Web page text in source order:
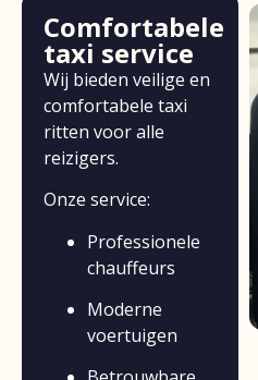
Comfortabele
taxi service
Wij bieden veilige en
comfortabele taxi
ritten voor alle
reizigers.
Onze service:
Professionele
chauffeurs
Moderne
voertuigen